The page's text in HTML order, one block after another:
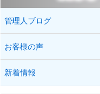
管理人ブログ
お客様の声
新着情報